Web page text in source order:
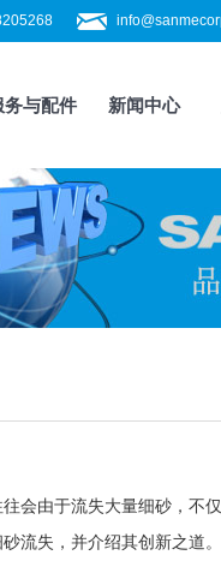
务与配件 新闻中心
会由于流失大量细砂，不
流失，并介绍其创新之道。